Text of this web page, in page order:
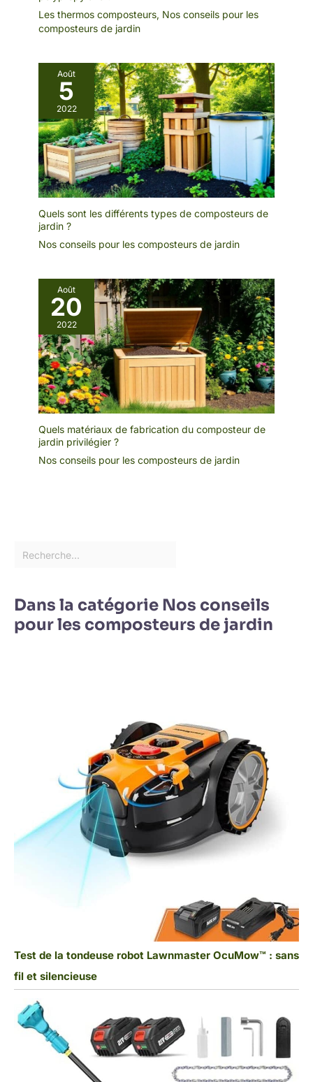
Les thermos composteurs, Nos conseils pour les
composteurs de jardin
Août
5
2022
Quels sont les différents types de composteurs de
jardin ?
Nos conseils pour les composteurs de jardin
Août
20
2022
Quels matériaux de fabrication du composteur de
jardin privilégier ?
Nos conseils pour les composteurs de jardin
Dans la catégorie Nos conseils
pour les composteurs de jardin
Test de la tondeuse robot Lawnmaster OcuMow™ : sans
fil et silencieuse